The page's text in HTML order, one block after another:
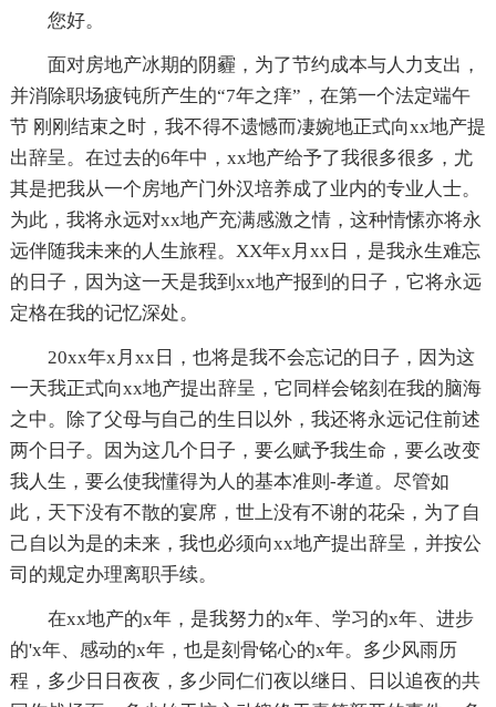
您好。
面对房地产冰期的阴霾，为了节约成本与人力支出，
并消除职场疲钝所产生的“7年之痒”，在第一个法定端午
节 刚刚结束之时，我不得不遗憾而凄婉地正式向xx地产提
出辞呈。在过去的6年中，xx地产给予了我很多很多，尤
其是把我从一个房地产门外汉培养成了业内的专业人士。
为此，我将永远对xx地产充满感激之情，这种情愫亦将永
远伴随我未来的人生旅程。XX年x月xx日，是我永生难忘
的日子，因为这一天是我到xx地产报到的日子，它将永远
定格在我的记忆深处。
20xx年x月xx日，也将是我不会忘记的日子，因为这
一天我正式向xx地产提出辞呈，它同样会铭刻在我的脑海
之中。除了父母与自己的生日以外，我还将永远记住前述
两个日子。因为这几个日子，要么赋予我生命，要么改变
我人生，要么使我懂得为人的基本准则-孝道。尽管如
此，天下没有不散的宴席，世上没有不谢的花朵，为了自
己自以为是的未来，我也必须向xx地产提出辞呈，并按公
司的规定办理离职手续。
在xx地产的x年，是我努力的x年、学习的x年、进步
的'x年、感动的x年，也是刻骨铭心的x年。多少风雨历
程，多少日日夜夜，多少同仁们夜以继日、日以追夜的共